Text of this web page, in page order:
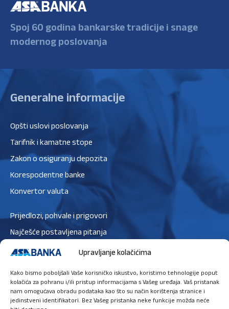
Upravljanje kolačićima
Kako bismo poboljšali Vaše korisničko iskustvo, koristimo tehnologije poput
kolačića za pohranu i/ili pristup informacijama s Vašeg uređaja. Vaš pristanak
nam omogućava obradu podataka kao što su način korištenja stranice i
jedinstveni identifikatori. Bez Vašeg pristanka neke funkcije možda neće
Spoj 60 godina bankarske tradicije i snage
modernog poslovanja
Generalne informacije
Opšti uslovi poslovanja
Tarifnik i kamatne stope
Zakon o osiguranju depozita
Korespodentne banke
Konvertor valuta
Prijedlozi, pohvale i prigovori
Najčešće postavljena pitanja
Zaštita podataka
Politika kolačića